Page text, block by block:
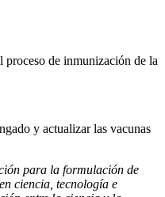
de inmunización de la
y actualizar las vacunas
para la formulación de
ciencia, tecnología e